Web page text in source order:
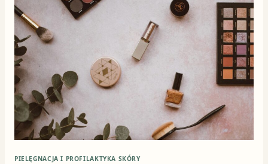
PIELĘGNACJA I PROFILAKTYKA SKÓRY